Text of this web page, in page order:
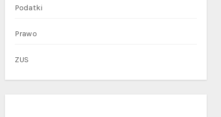
Podatki
Prawo
ZUS